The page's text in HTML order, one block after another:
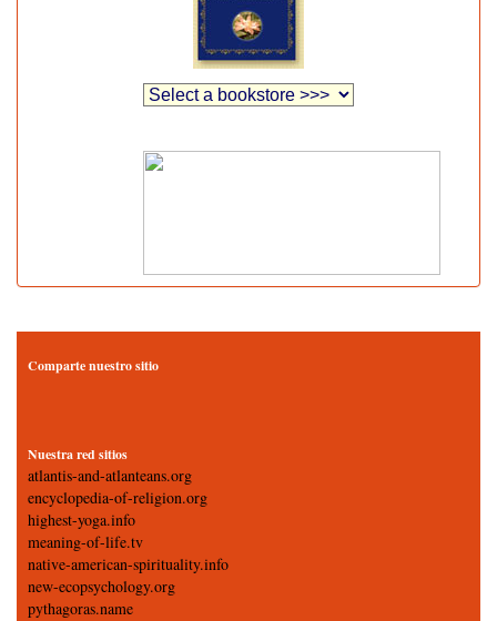
Comparte nuestro sitio
Nuestra red sitios
atlantis-and-atlanteans.org
encyclopedia-of-religion.org
highest-yoga.info
meaning-of-life.tv
native-american-spirituality.info
new-ecopsychology.org
pythagoras.name